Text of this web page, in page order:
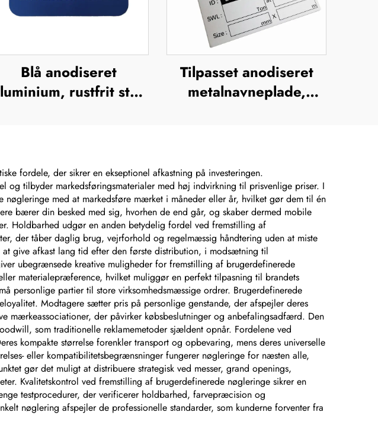
Blå anodiseret
rustfrit stål,
forhøjet metallogo-
plade
Tilpasset anodiseret
metalnavneplade,
fordele, der sikrer en ekseptionel afkastning på investeringen.
tilbyder markedsføringsmaterialer med høj indvirkning til prisvenlige priser. I
med at markedsføre mærket i måneder eller år, hvilket gør dem til én
bærer din besked med sig, hvorhen de end går, og skaber dermed mobile
Holdbarhed udgør en anden betydelig fordel ved fremstilling af
der tåber daglig brug, vejrforhold og regelmæssig håndtering uden at miste
give afkast lang tid efter den første distribution, i modsætning til
ubegrænsede kreative muligheder for fremstilling af brugerdefinerede
materialepræference, hvilket muliggør en perfekt tilpasning til brandets
personlige partier til store virksomhedsmæssige ordrer. Brugerdefinerede
Modtagere sætter pris på personlige genstande, der afspejler deres
mærkeassociationer, der påvirker købsbeslutninger og anbefalingsadfærd. Den
som traditionelle reklamemetoder sjældent opnår. Fordelene ved
kompakte størrelse forenkler transport og opbevaring, mens deres universelle
eller kompatibilitetsbegrænsninger fungerer nøgleringe for næsten alle,
gør det muligt at distribuere strategisk ved messer, grand openings,
Kvalitetskontrol ved fremstilling af brugerdefinerede nøgleringe sikrer en
testprocedurer, der verificerer holdbarhed, farvepræcision og
nøglering afspejler de professionelle standarder, som kunderne forventer fra